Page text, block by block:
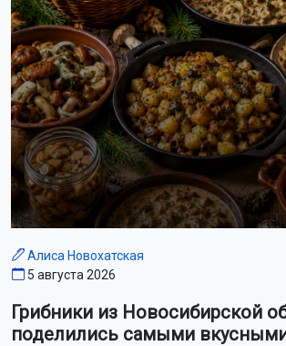
Алиса Новохатская
5 августа 2026
Грибники из Новосибирской
поделились самыми